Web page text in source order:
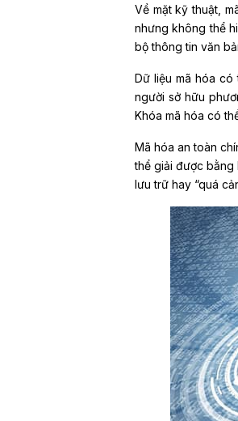
Về mặt kỹ thuật,
nhưng không thể
bộ thông tin văn
Dữ liệu mã hóa
người sở hữu
Khóa mã hóa có
Mã hóa an toàn
thể giải được bằng
lưu trữ hay “quá